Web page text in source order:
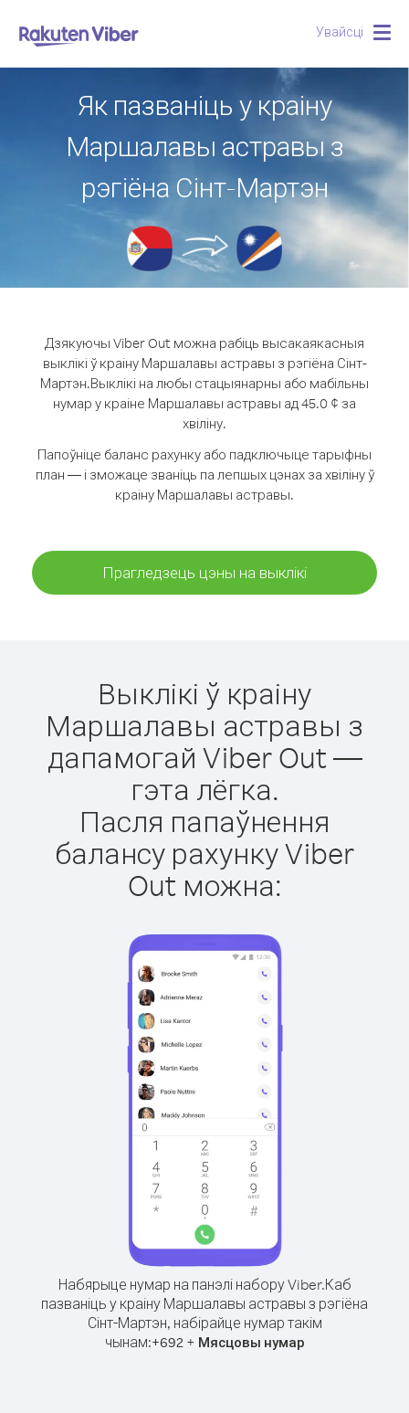
Увайсці
Як пазваніць у краіну
Маршалавы астравы з
рэгіёна Сінт-Мартэн
Дзякуючы Viber Out можна рабіць высакаякасныя
выклікі ў краіну Маршалавы астравы з рэгіёна Сінт-
Мартэн.Выклікі на любы стацыянарны або мабільны
нумар у краіне Маршалавы астравы ад 45.0 ¢ за
хвіліну.
Папоўніце баланс рахунку або падключыце тарыфны
план — і зможаце званіць па лепшых цэнах за хвіліну ў
краіну Маршалавы астравы.
Прагледзець цэны на выклікі
Выклікі ў краіну
Маршалавы астравы з
дапамогай Viber Out —
гэта лёгка.
Пасля папаўнення
балансу рахунку Viber
Out можна:
Набярыце нумар на панэлі набору Viber.Каб
пазваніць у краіну Маршалавы астравы з рэгіёна
Сінт-Мартэн, набірайце нумар такім
чынам:+692+ Мясцовы нумар